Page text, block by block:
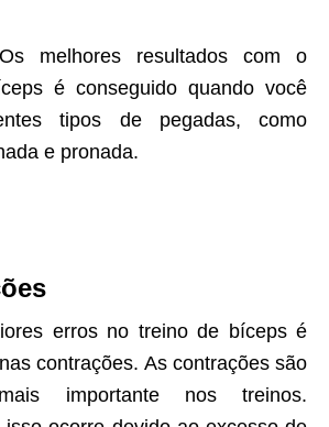
melhores resultados com o
é conseguido quando você
tipos de pegadas, como
e pronada.
erros no treino de bíceps é
contrações. As contrações são
importante nos treinos.